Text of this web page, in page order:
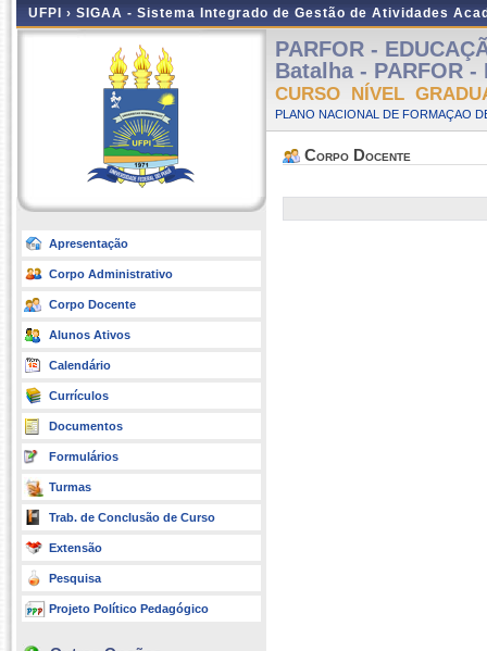
UFPI › SIGAA - Sistema Integrado de Gestão de Atividades
Apresentação
Corpo Administrativo
Corpo Docente
Alunos Ativos
Calendário
Currículos
Documentos
Formulários
Turmas
Trab. de Conclusão de Curso
Extensão
Pesquisa
Projeto Político Pedagógico
PARFOR -
Batalha - PARFOR
CURSO NÍVEL
PLANO NACIONAL DE FORMAÇAO
Corpo Docente